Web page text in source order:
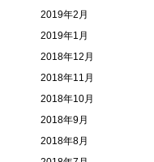
2019年2月
2019年1月
2018年12月
2018年11月
2018年10月
2018年9月
2018年8月